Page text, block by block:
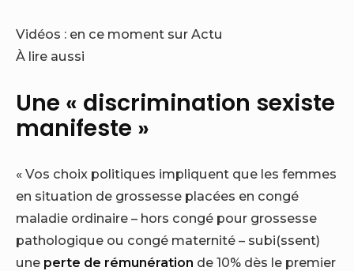
Vidéos : en ce moment sur Actu
À lire aussi
Une « discrimination sexiste
manifeste »
« Vos choix politiques impliquent que les femmes
en situation de grossesse placées en congé
maladie ordinaire – hors congé pour grossesse
pathologique ou congé maternité – subi(ssent)
une perte de rémunération de 10% dès le premier